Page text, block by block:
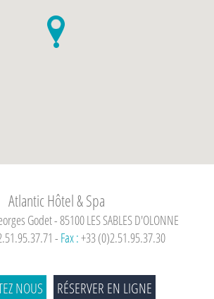
Atlantic Hôtel & Spa
Godet - 85100 LES SABLES D'OLONNE
- Fax :+33 (0)2.51.95.37.30
NOUS RÉSERVER EN LIGNE